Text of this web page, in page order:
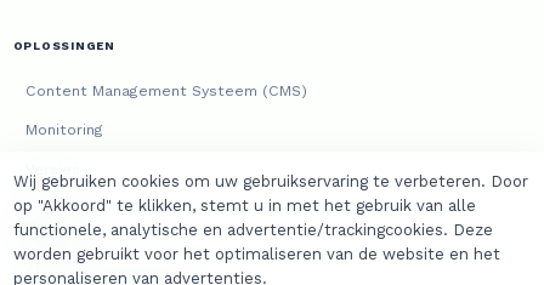
OPLOSSINGEN
Content Management Systeem (CMS)
Monitoring
JURIDISCH
Algemene voorwaarden
Wij gebruiken cookies om uw gebruikservaring te verbeteren. Door
op "Akkoord" te klikken, stemt u in met het gebruik van alle
functionele, analytische en advertentie/trackingcookies. Deze
worden gebruikt voor het optimaliseren van de website en het
personaliseren van advertenties.